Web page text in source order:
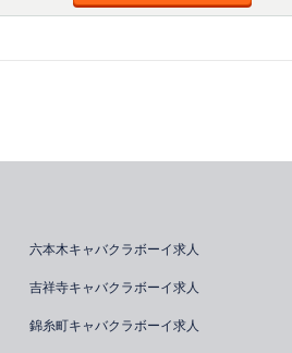
六本木キャバクラボーイ求人
吉祥寺キャバクラボーイ求人
錦糸町キャバクラボーイ求人